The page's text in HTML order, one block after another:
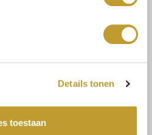
Details tonen
toestaan
advies:
36 bestel maat S
bestel maat M
bestel maat L